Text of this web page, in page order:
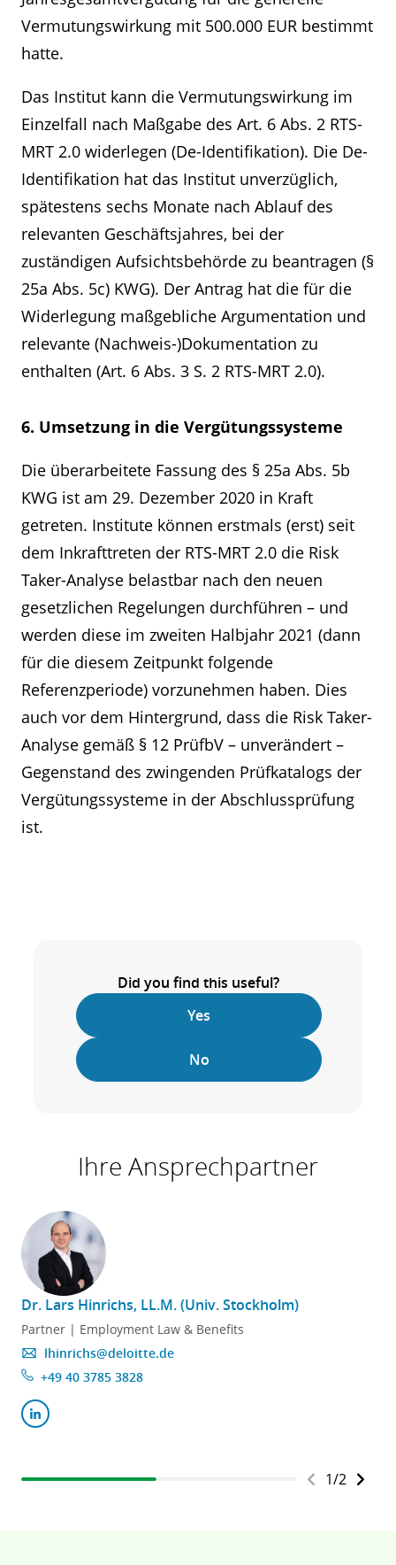
Vermutungswirkung mit 500.000 EUR bestimmt
hatte.
Das Institut kann die Vermutungswirkung im
Einzelfall nach Maßgabe des Art. 6 Abs. 2 RTS-
MRT 2.0 widerlegen (De-Identifikation). Die De-
Identifikation hat das Institut unverzüglich,
spätestens sechs Monate nach Ablauf des
relevanten Geschäftsjahres, bei der
zuständigen Aufsichtsbehörde zu beantragen (§
25a Abs. 5c) KWG). Der Antrag hat die für die
Widerlegung maßgebliche Argumentation und
relevante (Nachweis-)Dokumentation zu
enthalten (Art. 6 Abs. 3 S. 2 RTS-MRT 2.0).
6. Umsetzung in die Vergütungssysteme
Die überarbeitete Fassung des § 25a Abs. 5b
KWG ist am 29. Dezember 2020 in Kraft
getreten. Institute können erstmals (erst) seit
dem Inkrafttreten der RTS-MRT 2.0 die Risk
Taker-Analyse belastbar nach den neuen
gesetzlichen Regelungen durchführen – und
werden diese im zweiten Halbjahr 2021 (dann
für die diesem Zeitpunkt folgende
Referenzperiode) vorzunehmen haben. Dies
auch vor dem Hintergrund, dass die Risk Taker-
Analyse gemäß § 12 PrüfbV – unverändert –
Gegenstand des zwingenden Prüfkatalogs der
Vergütungssysteme in der Abschlussprüfung
ist.
Did you find this useful?
Yes
No
Ihre Ansprechpartner
Dr. Lars Hinrichs, LL.M. (Univ. Stockholm)
Partner | Employment Law & Benefits
lhinrichs@deloitte.de
+49 40 3785 3828
1/2